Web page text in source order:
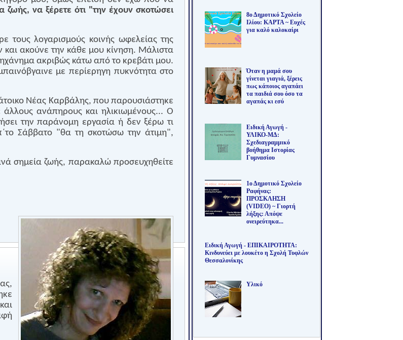
να ξέρετε ότι "την έχουν σκοτώσει
τους λογαρισμούς κοινής ωφελείας της
ακούνε την κάθε μου κίνηση. Μάλιστα
ακριβώς κάτω από το κρεβάτι μου.
με περίερηγη πυκνότητα στο
Νέας Καρβάλης, που παρουσιάστηκε
ανάπηρους και ηλικιωμένους... Ο
την παράνομη εργασία ή δεν ξέρω τι
Σάββατο "θα τη σκοτώσω την άτιμη",
σημεία ζωής, παρακαλώ προσευχηθείτε
8ο Δημοτικό Σχολείο
Ιλίου: ΚΑΡΤΑ ~ Ευχές
για καλό καλοκαίρι
Όταν η μαμά σου
γίνεται γιαγιά, ξέρεις
πως κάποιος αγαπάει
τα παιδιά σου όσο τα
αγαπάς κι εσύ
Ειδική Αγωγή -
ΥΛΙΚΟ-ΜΔ:
Σχεδιαγραμμικό
βοήθημα Ιστορίας
Γυμνασίου
1ο Δημοτικό Σχολείο
Ραφήνας:
ΠΡΟΣΚΛΗΣΗ
(VIDEO) ~ Γιορτή
λήξης: Απόψε
ονειρεύτηκα...
Ειδική Αγωγή - ΕΠΙΚΑΙΡΟΤΗΤΑ:
Κινδυνεύει με λουκέτο η Σχολή Τυφλών
Θεσσαλονίκης
Υλικό